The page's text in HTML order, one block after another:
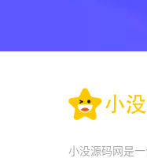
小没源码网是